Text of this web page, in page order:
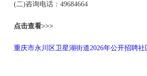
(二)咨询电话：49684664
点击查看>>>
重庆市永川区卫星湖街道2026年公开招聘